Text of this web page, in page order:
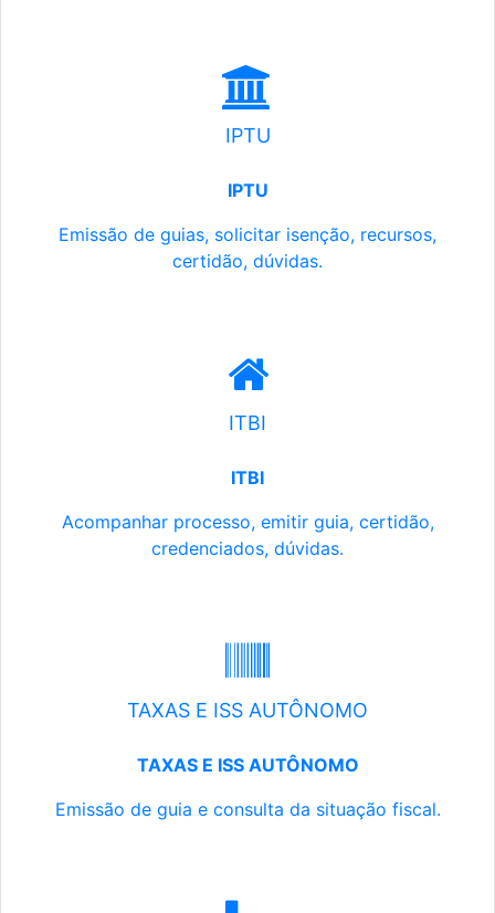
IPTU
IPTU
Emissão de guias, solicitar isenção, recursos,
certidão, dúvidas.
ITBI
ITBI
Acompanhar processo, emitir guia, certidão,
credenciados, dúvidas.
TAXAS E ISS AUTÔNOMO
TAXAS E ISS AUTÔNOMO
Emissão de guia e consulta da situação fiscal.